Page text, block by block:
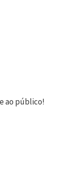
ao público!